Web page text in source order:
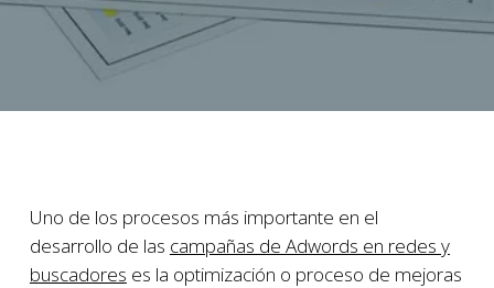
Uno de los procesos más importante en el
desarrollo de las campañas de Adwords en redes y
buscadores es la optimización o proceso de mejoras